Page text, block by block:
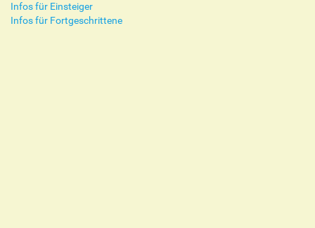
Infos für Einsteiger
Infos für Fortgeschrittene